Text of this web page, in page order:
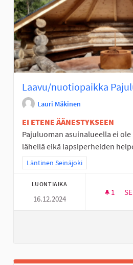
Laavu/nuotiopaikka
Lauri Mäkinen
EI ETENE ÄÄNESTYKSEEN
Pajuluoman asuinalueella ei
lähellä eikä lapsiperheiden
Rajaa tulokset teeman mukaan:
Läntinen Seinäjoki
LUONTIAIKA
16.12.2024
1 1